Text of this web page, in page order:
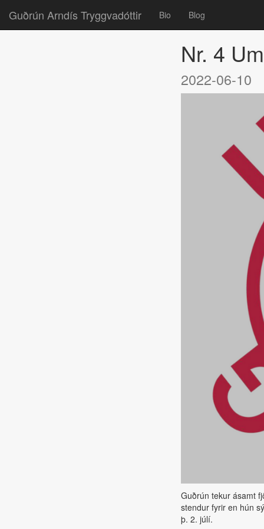
Guðrún Arndís Tryggvadóttir Bio Blog
Nr. 4
2022-06-10
Guðrún tekur ásamt
stendur fyrir en hún
þ. 2. júlí.